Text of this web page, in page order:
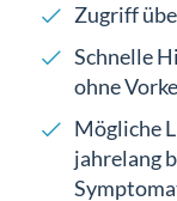
Zugriff
Schnelle
ohne
Mögliche
jahrelang